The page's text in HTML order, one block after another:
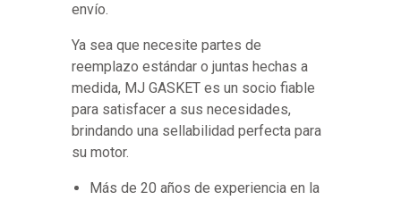
envío.
Ya sea que necesite partes de
reemplazo estándar o juntas hechas a
medida, MJ GASKET es un socio fiable
para satisfacer a sus necesidades,
brindando una sellabilidad perfecta para
su motor.
Más de 20 años de experiencia en la